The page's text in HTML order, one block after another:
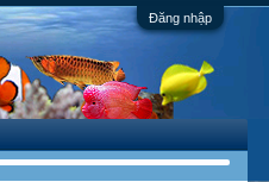
Đăng nhập